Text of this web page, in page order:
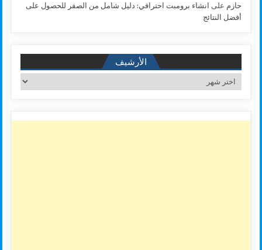
حازم على انشاء برومبت احترافي: دليل شامل من الصفر للحصول على
أفضل النتائج
الأرشيف
الأرشيف